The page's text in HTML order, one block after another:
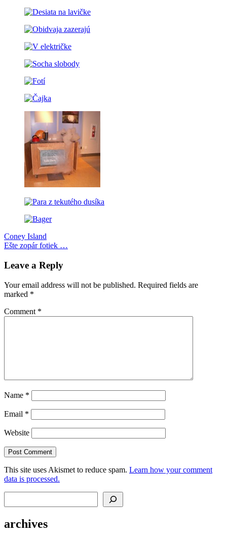
Liberty
Science
Jersey
Post
navigation
Previous
Post:
Coney Island
Next
Ešte zopár fotiek …
Leave a Reply
Your email address will not be published. Required fields are
marked *
Comment *
Name *
Email *
Website
This site uses Akismet to reduce spam. Learn how your comment
data is processed.
archives